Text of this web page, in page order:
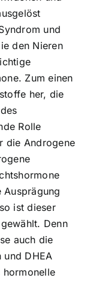
und
den Nieren
Zum einen
her, die
Rolle
die Androgene
ist dieser
Denn
auch die
und DHEA